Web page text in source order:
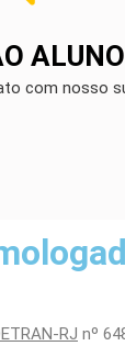
ALUNO
com nosso
RJ nº